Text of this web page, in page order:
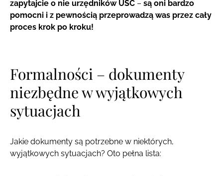
zapytajcie o nie urzędników USC – są oni bardzo
pomocni i z pewnością przeprowadzą was przez cały
proces krok po kroku!
Formalności – dokumenty
niezbędne w wyjątkowych
sytuacjach
Jakie dokumenty są potrzebne w niektórych,
wyjątkowych sytuacjach? Oto pełna lista: